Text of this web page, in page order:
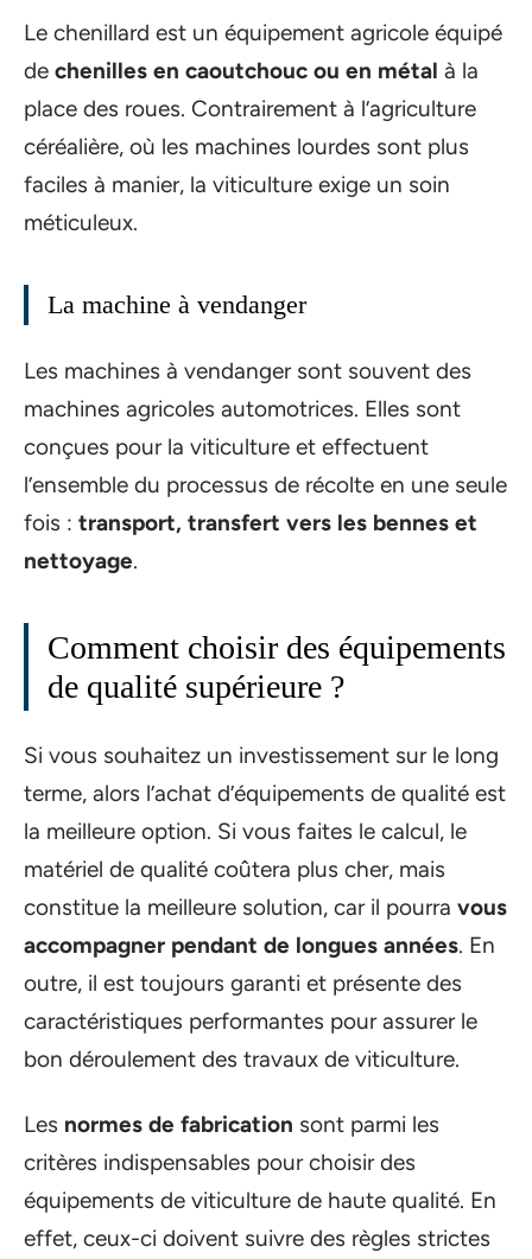
Le chenillard est un équipement agricole équipé
de chenilles en caoutchouc ou en métal à la
place des roues. Contrairement à l’agriculture
céréalière, où les machines lourdes sont plus
faciles à manier, la viticulture exige un soin
méticuleux.
La machine à vendanger
Les machines à vendanger sont souvent des
machines agricoles automotrices. Elles sont
conçues pour la viticulture et effectuent
l’ensemble du processus de récolte en une seule
fois : transport, transfert vers les bennes et
nettoyage.
Comment choisir des équipements
de qualité supérieure ?
Si vous souhaitez un investissement sur le long
terme, alors l’achat d’équipements de qualité est
la meilleure option. Si vous faites le calcul, le
matériel de qualité coûtera plus cher, mais
constitue la meilleure solution, car il pourra vous
accompagner pendant de longues années. En
outre, il est toujours garanti et présente des
caractéristiques performantes pour assurer le
bon déroulement des travaux de viticulture.
Les normes de fabrication sont parmi les
critères indispensables pour choisir des
équipements de viticulture de haute qualité. En
effet, ceux-ci doivent suivre des règles strictes